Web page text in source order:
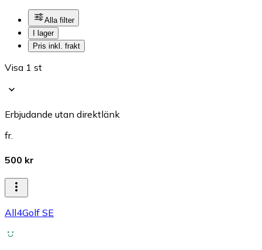
Alla filter
I lager
Pris inkl. frakt
Visa 1 st
Erbjudande utan direktlänk
fr.
500 kr
All4Golf SE